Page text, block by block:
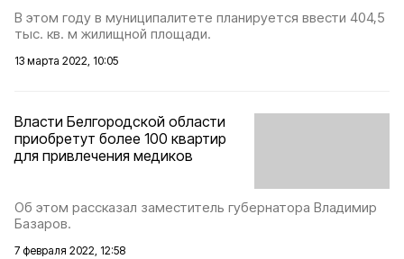
В этом году в муниципалитете планируется ввести 404,5
тыс. кв. м жилищной площади.
13 марта 2022, 10:05
Власти Белгородской области
приобретут более 100 квартир
для привлечения медиков
Об этом рассказал заместитель губернатора Владимир
Базаров.
7 февраля 2022, 12:58